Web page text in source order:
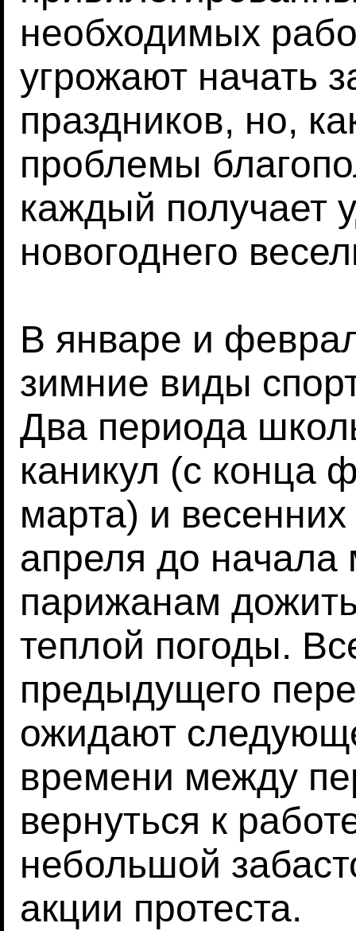
необходимых
угрожают начать
праздников, но,
проблемы
каждый получает
новогоднего
В январе и
зимние виды
Два периода
каникул (с конца
марта) и
апреля до начала
парижанам
теплой погоды.
предыдущего
ожидают
времени между
вернуться к
небольшой
акции протеста.